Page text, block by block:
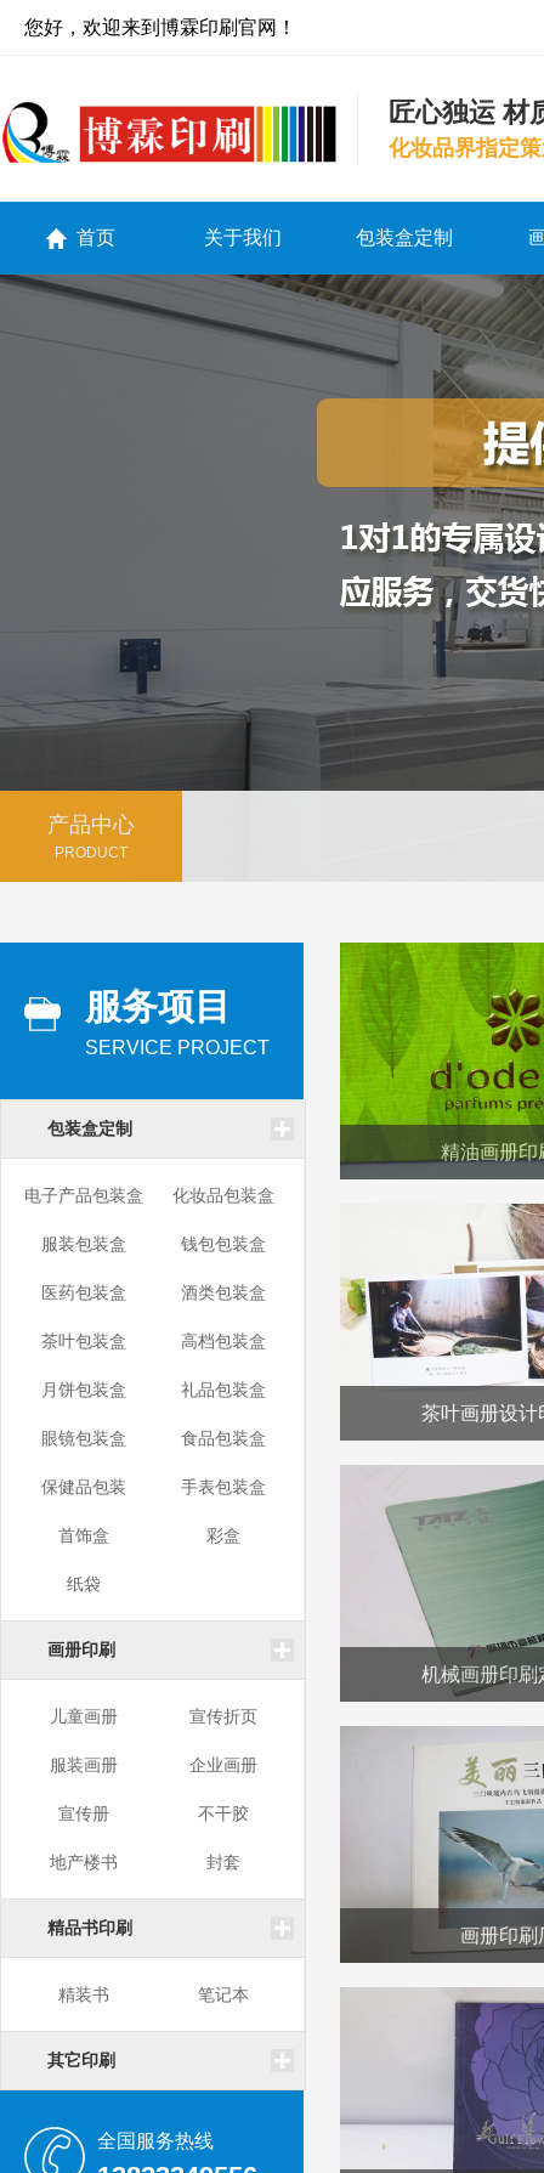
您好，欢迎来到博霖印刷官网！
匠心独运 材
化妆品界指定
首页 关于我们 包装盒定制
产品中心
PRODUCT
服务项目
SERVICE PROJECT
包装盒定制
电子产品包装盒 化妆品包装盒
服装包装盒 钱包包装盒
医药包装盒 酒类包装盒
茶叶包装盒 高档包装盒
月饼包装盒 礼品包装盒
眼镜包装盒 食品包装盒
保健品包装 手表包装盒
首饰盒 彩盒
纸袋
画册印刷
儿童画册 宣传折页
服装画册 企业画册
宣传册 不干胶
地产楼书 封套
精品书印刷
精装书 笔记本
其它印刷
全国服务热线
精油画册印
茶叶画册设计
机械画册印刷
画册印刷